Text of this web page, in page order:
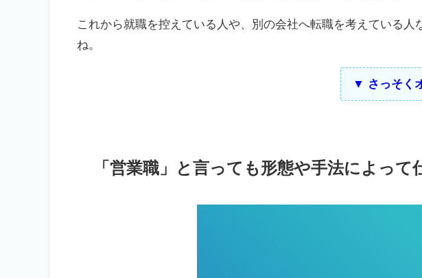
これから就職を控えている人や、別の会社へ転職を考えている
ね。
▼ さっそく
「営業職」と言っても形態や手法によっ